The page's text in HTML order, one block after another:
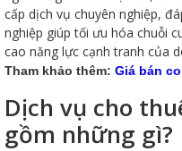
cấp dịch vụ chuyên nghiệp,
nghiệp giúp tối ưu hóa chuỗi
cao năng lực cạnh tranh của
Tham khảo thêm: Giá bán
Dịch vụ cho
gồm những gì?